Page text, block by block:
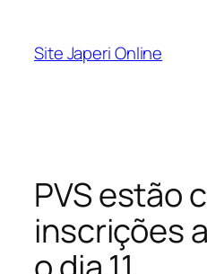
Site Japeri Online
PVS estão
inscrições